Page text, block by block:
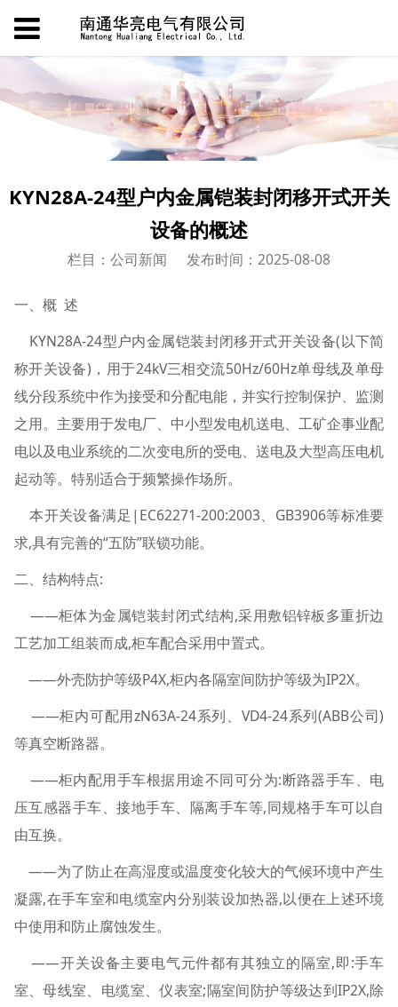
KYN28A-24型户内金属铠装封闭移开式开关
设备的概述
栏目：公司新闻 发布时间：2025-08-08
一、概 述
KYN28A-24型户内金属铠装封闭移开式开关设备(以下简
称开关设备)，用于24kV三相交流50Hz/60Hz单母线及单母
线分段系统中作为接受和分配电能，并实行控制保护、监测
之用。主要用于发电厂、中小型发电机送电、工矿企事业配
电以及电业系统的二次变电所的受电、送电及大型高压电机
起动等。特别适合于频繁操作场所。
本开关设备满足|EC62271-200:2003、GB3906等标准要
求,具有完善的“五防”联锁功能。
二、结构特点:
——柜体为金属铠装封闭式结构,采用敷铝锌板多重折边
工艺加工组装而成,柜车配合采用中置式。
——外壳防护等级P4X,柜内各隔室间防护等级为IP2X。
——柜内可配用zN63A-24系列、VD4-24系列(ABB公司)
等真空断路器。
——柜内配用手车根据用途不同可分为:断路器手车、电
压互感器手车、接地手车、隔离手车等,同规格手车可以自
由互换。
——为了防止在高湿度或温度变化较大的气候环境中产生
凝露,在手车室和电缆室内分别装设加热器,以便在上述环境
中使用和防止腐蚀发生。
——开关设备主要电气元件都有其独立的隔室,即:手车
室、母线室、电缆室、仪表室;隔室间防护等级达到IP2X,除